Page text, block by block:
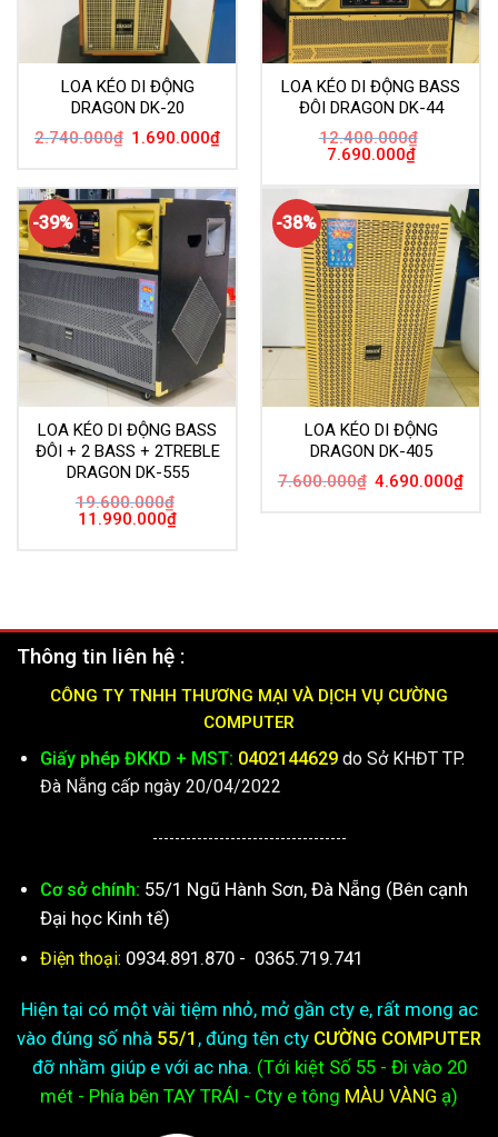
LOA KÉO DI ĐỘNG
DRAGON DK-20
2.740.000₫ Giá
1.690.000₫Giá
1.690.000₫.
LOA KÉO DI ĐỘNG BASS
ĐÔI DRAGON DK-44
12.400.000₫
Giá
7.690.000₫Giá
hiện
7.690.000₫.
-39%
LOA KÉO DI ĐỘNG BASS
ĐÔI + 2 BASS + 2TREBLE
DRAGON DK-555
19.600.000₫
Giá
11.990.000₫Giá
-38%
LOA KÉO DI ĐỘNG
DRAGON DK-405
7.600.000₫ Giá
4.690.000₫Giá
Thông tin liên hệ :
CÔNG TY TNHH THƯƠNG MẠI VÀ DỊCH VỤ CƯỜNG
COMPUTER
Giấy phép ĐKKD + MST: 0402144629do Sở KHĐT TP.
Đà Nẵng cấp ngày 20/04/2022
-----------------------------------
Cơ sở chính: 55/1 Ngũ Hành Sơn, Đà Nẵng (Bên cạnh
Đại học Kinh tế)
Điện thoại: 0934.891.870 - 0365.719.741
Hiện tại có một vài tiệm nhỏ, mở gần cty e, rất mong ac
vào đúng số nhà 55/1 , đúng tên cty CƯỜNG COMPUTER
đỡ nhầm giúp e với ac nha. (Tới kiệtSố 55 - Đi vào 20
mét - Phía bên TAY TRÁI - Cty e tông MÀU VÀNG ạ)